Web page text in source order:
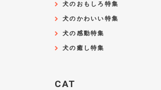
犬のおもしろ特集
犬のかわいい特集
犬の感動特集
犬の癒し特集
CAT